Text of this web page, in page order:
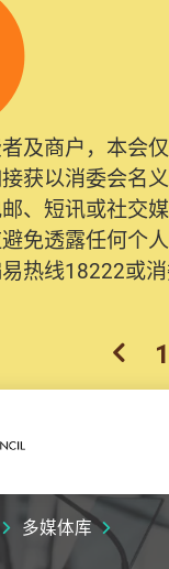
及商户，本会
获以消委会名
、短讯或社交
免透露任何个
热线18222或
上1
多媒体库